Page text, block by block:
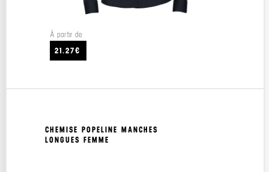
À partir de
21.27€
CHEMISE POPELINE MANCHES
LONGUES FEMME